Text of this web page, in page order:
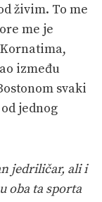
živim. To me
me je
između
svaki
jednog
jedriličar, ali i
oba ta sporta